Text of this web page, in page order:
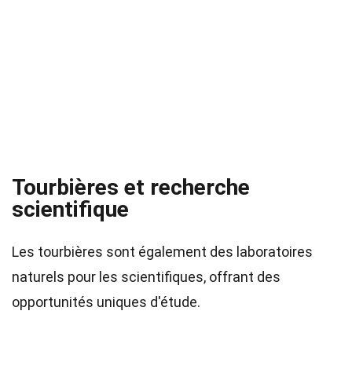
Tourbières et recherche
scientifique
Les tourbières sont également des laboratoires
naturels pour les scientifiques, offrant des
opportunités uniques d'étude.